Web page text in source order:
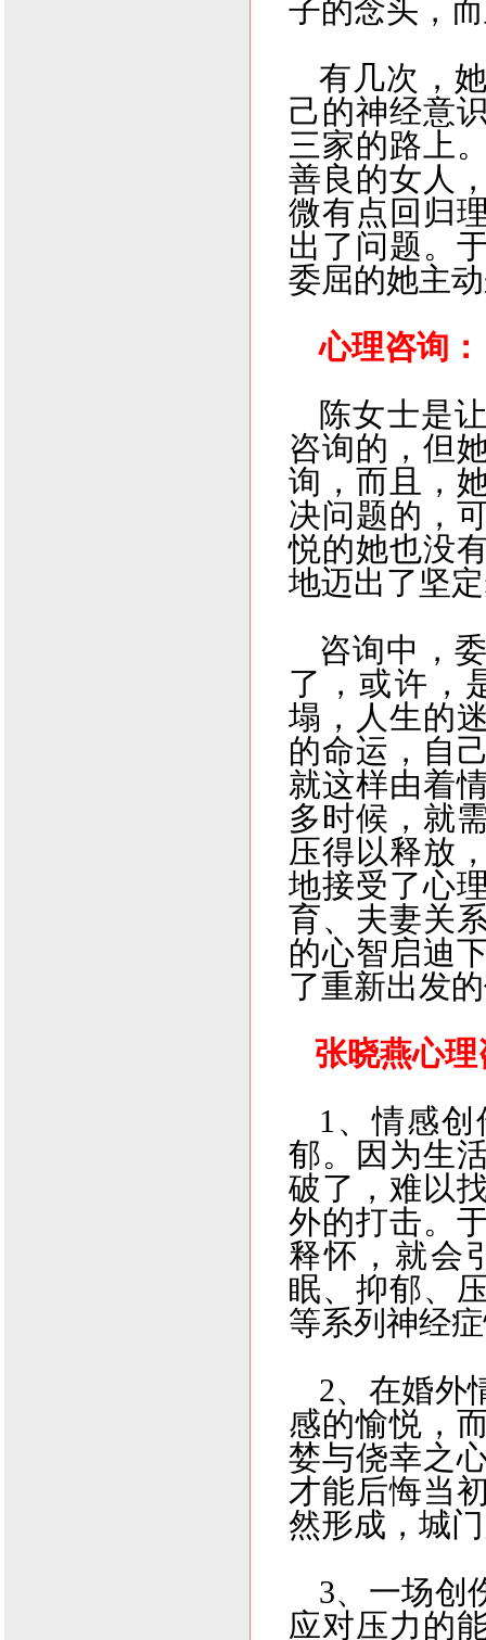
子的念头，
有几次，
己的神经意
三家的路上
善良的女人
微有点回归
出了问题。
委屈的她主
心理咨询：
陈女士是
咨询的，但
询，而且，
决问题的，
悦的她也没
地迈出了坚
咨询中，
了，或许，
塌，人生的
的命运，自
就这样由着
多时候，就
压得以释放
地接受了心
育、夫妻关
的心智启迪
了重新出发
张晓燕心
1、情感
郁。因为生
破了，难以
外的打击。
释怀，就会
眠、抑郁、
等系列神经
2、在婚外
感的愉悦，
婪与侥幸之
才能后悔当
然形成，城
3、一场创
应对压力的